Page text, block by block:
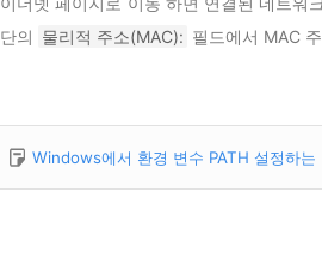
단의 물리적 주소(MAC): 필드에서 MAC
Windows에서 환경 변수 PATH 설정하는